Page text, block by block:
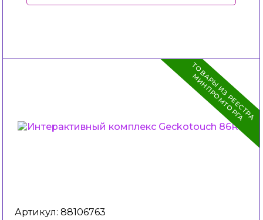
Т
О
В
А
Р
Ы
И
З
Р
Е
Е
С
Т
Р
А
М
И
Н
П
Р
О
М
Т
О
Р
Г
А
Артикул: 88106763